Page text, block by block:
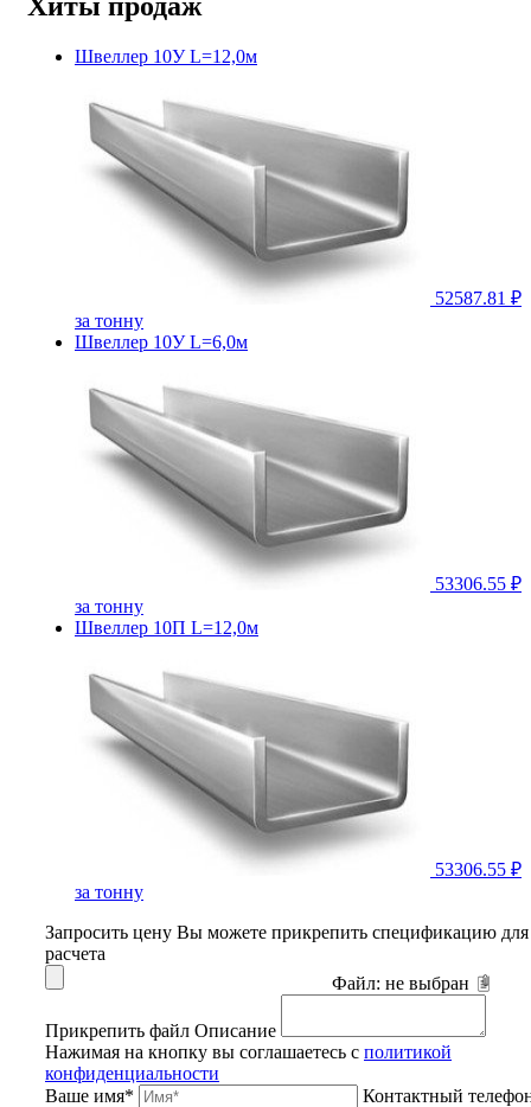
Швеллер 10У L=12,0м
52587.81 ₽
за тонну
Швеллер 10У L=6,0м
53306.55 ₽
за тонну
Швеллер 10П L=12,0м
53306.55 ₽
за тонну
Запросить цену Вы можете прикрепить спецификацию для
расчета
Файл: не выбран
Прикрепить файл Описание
Нажимая на кнопку вы соглашаетесь с политикой
конфиденциальности
Ваше имя*
Контактный